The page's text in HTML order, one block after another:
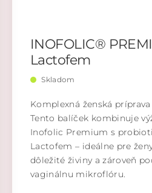
INOFOLIC®
Lactofem
Skladom
Komplexná ženská
Tento balíček kombinuje
Inofolic Premium s
Lactofem – ideálne pre
dôležité živiny a zároveň
vaginálnu mikroflóru.